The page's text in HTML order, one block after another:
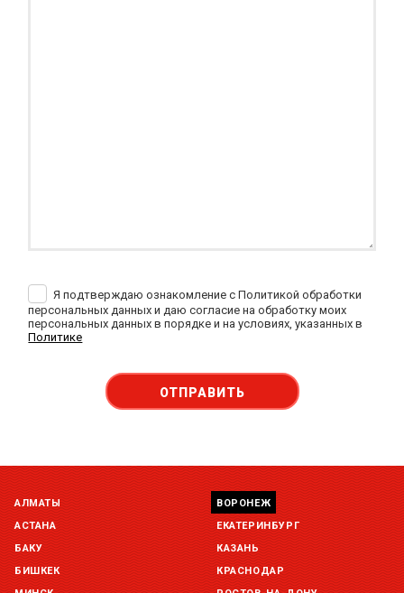
Я подтверждаю ознакомление с Политикой обработки
персональных данных и даю согласие на обработку моих
персональных данных в порядке и на условиях, указанных в
Политике
ОТПРАВИТЬ
АЛМАТЫ
АСТАНА
БАКУ
БИШКЕК
ВОРОНЕЖ
ЕКАТЕРИНБУРГ
КАЗАНЬ
КРАСНОДАР